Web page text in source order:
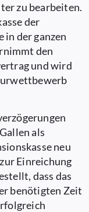
zu bearbeiten.
der
der ganzen
den
und wird
als
neu
Einreichung
dass das
benötigten Zeit